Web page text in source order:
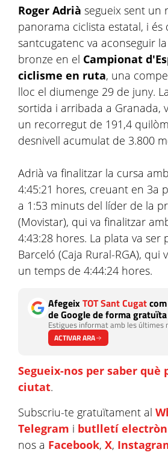
Roger Adrià segueix sent un
panorama ciclista estatal, i és
santcugatenc va aconseguir
bronze en el Campionat
ciclisme en ruta, una
lloc el diumenge 29 de juny.
sortida i arribada a Granada,
un recorregut de 191,4
desnivell acumulat de 3.800
Adrià va finalitzar la cursa
4:45:21 hores, creuant en 3a
a 1:53 minuts del líder de la
(Movistar), qui va finalitzar
4:43:28 hores. La plata va ser
Barceló (Caja Rural-RGA), qui
un temps de 4:44:24 hores.
AfegeixTOT Sant Cugat
de Google de forma gratuïta
Estigues informat amb les
ACTIVAR ARA
Segueix-nos per saber què
ciutat.
Subscriu-te gratuïtament al
Telegram i butlletí
nos a Facebook, X,